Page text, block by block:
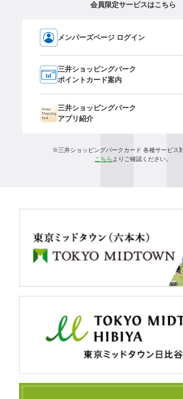
会員限定サービスはこちら
メンバーズページ ログイン
三井ショッピングパーク
ポイントカード案内
三井ショッピングパーク
アプリ紹介
※三井ショッピングパークカード 各種サービス
こちらよりご確認ください。